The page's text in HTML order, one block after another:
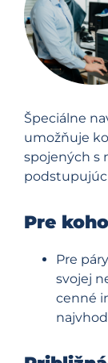
Špeciálne
umožňuje
spojených s
Pre
Pre
svojej
cenné